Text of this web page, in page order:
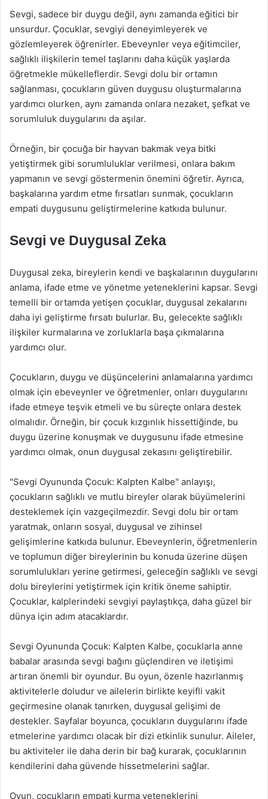
Sevgi, sadece bir duygu değil, aynı zamanda eğitici bir
unsurdur. Çocuklar, sevgiyi deneyimleyerek ve
gözlemleyerek öğrenirler. Ebeveynler veya eğitimciler,
sağlıklı ilişkilerin temel taşlarını daha küçük yaşlarda
öğretmekle mükelleflerdir. Sevgi dolu bir ortamın
sağlanması, çocukların güven duygusu oluşturmalarına
yardımcı olurken, aynı zamanda onlara nezaket, şefkat ve
sorumluluk duygularını da aşılar.
Örneğin, bir çocuğa bir hayvan bakmak veya bitki
yetiştirmek gibi sorumluluklar verilmesi, onlara bakım
yapmanın ve sevgi göstermenin önemini öğretir. Ayrıca,
başkalarına yardım etme fırsatları sunmak, çocukların
empati duygusunu geliştirmelerine katkıda bulunur.
Sevgi ve Duygusal Zeka
Duygusal zeka, bireylerin kendi ve başkalarının duygularını
anlama, ifade etme ve yönetme yeteneklerini kapsar. Sevgi
temelli bir ortamda yetişen çocuklar, duygusal zekalarını
daha iyi geliştirme fırsatı bulurlar. Bu, gelecekte sağlıklı
ilişkiler kurmalarına ve zorluklarla başa çıkmalarına
yardımcı olur.
Çocukların, duygu ve düşüncelerini anlamalarına yardımcı
olmak için ebeveynler ve öğretmenler, onları duygularını
ifade etmeye teşvik etmeli ve bu süreçte onlara destek
olmalıdır. Örneğin, bir çocuk kızgınlık hissettiğinde, bu
duygu üzerine konuşmak ve duygusunu ifade etmesine
yardımcı olmak, onun duygusal zekasını geliştirebilir.
"Sevgi Oyununda Çocuk: Kalpten Kalbe" anlayışı,
çocukların sağlıklı ve mutlu bireyler olarak büyümelerini
desteklemek için vazgeçilmezdir. Sevgi dolu bir ortam
yaratmak, onların sosyal, duygusal ve zihinsel
gelişimlerine katkıda bulunur. Ebeveynlerin, öğretmenlerin
ve toplumun diğer bireylerinin bu konuda üzerine düşen
sorumlulukları yerine getirmesi, geleceğin sağlıklı ve sevgi
dolu bireylerini yetiştirmek için kritik öneme sahiptir.
Çocuklar, kalplerindeki sevgiyi paylaştıkça, daha güzel bir
dünya için adım atacaklardır.
Sevgi Oyununda Çocuk: Kalpten Kalbe, çocuklarla anne
babalar arasında sevgi bağını güçlendiren ve iletişimi
artıran önemli bir oyundur. Bu oyun, özenle hazırlanmış
aktivitelerle doludur ve ailelerin birlikte keyifli vakit
geçirmesine olanak tanırken, duygusal gelişimi de
destekler. Sayfalar boyunca, çocukların duygularını ifade
etmelerine yardımcı olacak bir dizi etkinlik sunulur. Aileler,
bu aktiviteler ile daha derin bir bağ kurarak, çocuklarının
kendilerini daha güvende hissetmelerini sağlar.
Oyun, çocukların empati kurma yeteneklerini